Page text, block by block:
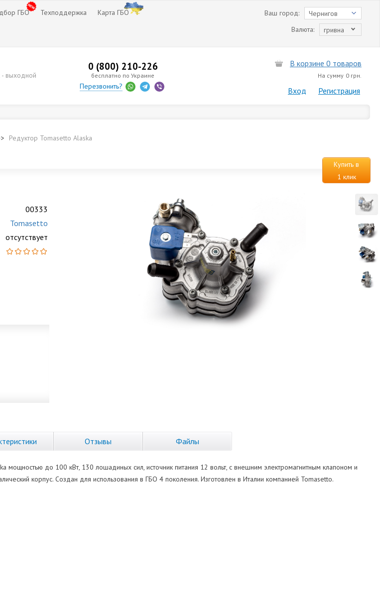
ГБО Техподдержка Карта ГБО Чернигов
Ваш город:
гривна
Валюта:
- выходной
0 (800) 210-226
бесплатно по Украине
Перезвонить?
В корзине 0 товаров
На сумму 0 грн.
Вход Регистрация
Редуктор Tomasetto Alaska
Купить в
1 клик
00333
Tomasetto
отсутствует
Отзывы Файлы
мощностью до 100 кВт, 130 лошадиных сил, источник питания 12 вольт, с внешним электромагнитным клапоном и
корпус. Создан для использования в ГБО 4 поколения. Изготовлен в Италии компанией Tomasetto.